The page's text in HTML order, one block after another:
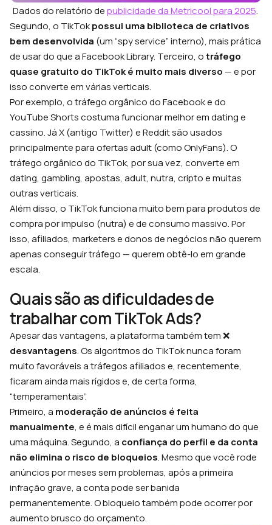
Dados do relatório depublicidade da Metricool para 2025.
Segundo, o TikTokpossui uma biblioteca de criativos
bem desenvolvida (um “spy service” interno), mais prática
de usar do que a Facebook Library. Terceiro, otráfego
quase gratuito do TikTok é muito mais diverso — e por
isso converte em várias verticais.
Por exemplo, o tráfego orgânico do Facebook e do
YouTube Shorts costuma funcionar melhor em dating e
cassino. Já X (antigo Twitter) e Reddit são usados
principalmente para ofertas adult (como OnlyFans). O
tráfego orgânico do TikTok, por sua vez, converte em
dating, gambling, apostas, adult, nutra, cripto e muitas
outras verticais.
Além disso, o TikTok funciona muito bem para produtos de
compra por impulso (nutra) e de consumo massivo. Por
isso, afiliados, marketers e donos de negócios não querem
apenas conseguir tráfego — querem obtê-lo em grande
escala.
Quais são as dificuldades de
trabalhar com TikTok Ads?
Apesar das vantagens, a plataforma também tem ❌
desvantagens. Os algoritmos do TikTok nunca foram
muito favoráveis a tráfegos afiliados e, recentemente,
ficaram ainda mais rígidos e, de certa forma,
“temperamentais”.
Primeiro, a moderação de anúncios é feita
manualmente, e é mais difícil enganar um humano do que
uma máquina. Segundo, a confiança do perfil e da conta
não elimina o risco de bloqueios. Mesmo que você rode
anúncios por meses sem problemas, após a primeira
infração grave, a conta pode ser banida
permanentemente. O bloqueio também pode ocorrer por
aumento brusco do orçamento.